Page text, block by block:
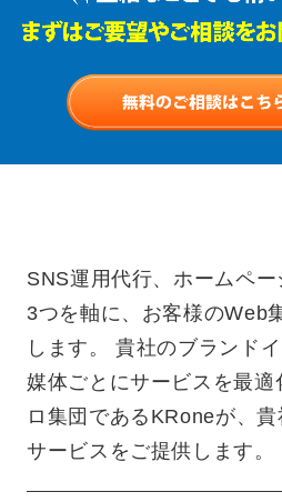
SNS運用代行、ホームペ
3つを軸に、お客様のWeb
します。 貴社のブランド
媒体ごとにサービスを最
ロ集団であるKRoneが、
サービスをご提供します。